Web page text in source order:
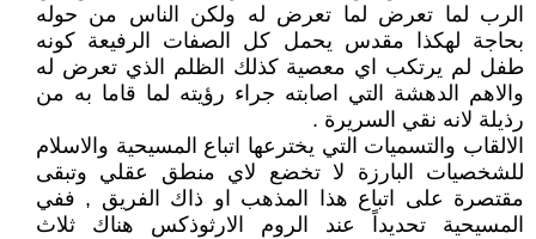
الرب لما تعرض لما تعرض له ولكن الناس من حوله
بحاجة لهكذا مقدس يحمل كل الصفات الرفيعة كونه
طفل لم يرتكب اي معصية كذلك الظلم الذي تعرض له
والاهم الدهشة التي اصابته جراء رؤيته لما قاما به من
رذيلة لانه نقي السريرة .
الالقاب والتسميات التي يخترعها اتباع المسيحية والاسلام
للشخصيات البارزة لا تخضع لاي منطق عقلي وتبقى
مقتصرة على اتباع هذا المذهب او ذاك الفريق , ففي
المسيحية تحديداً عند الروم الارثوذكس هناك ثلاث